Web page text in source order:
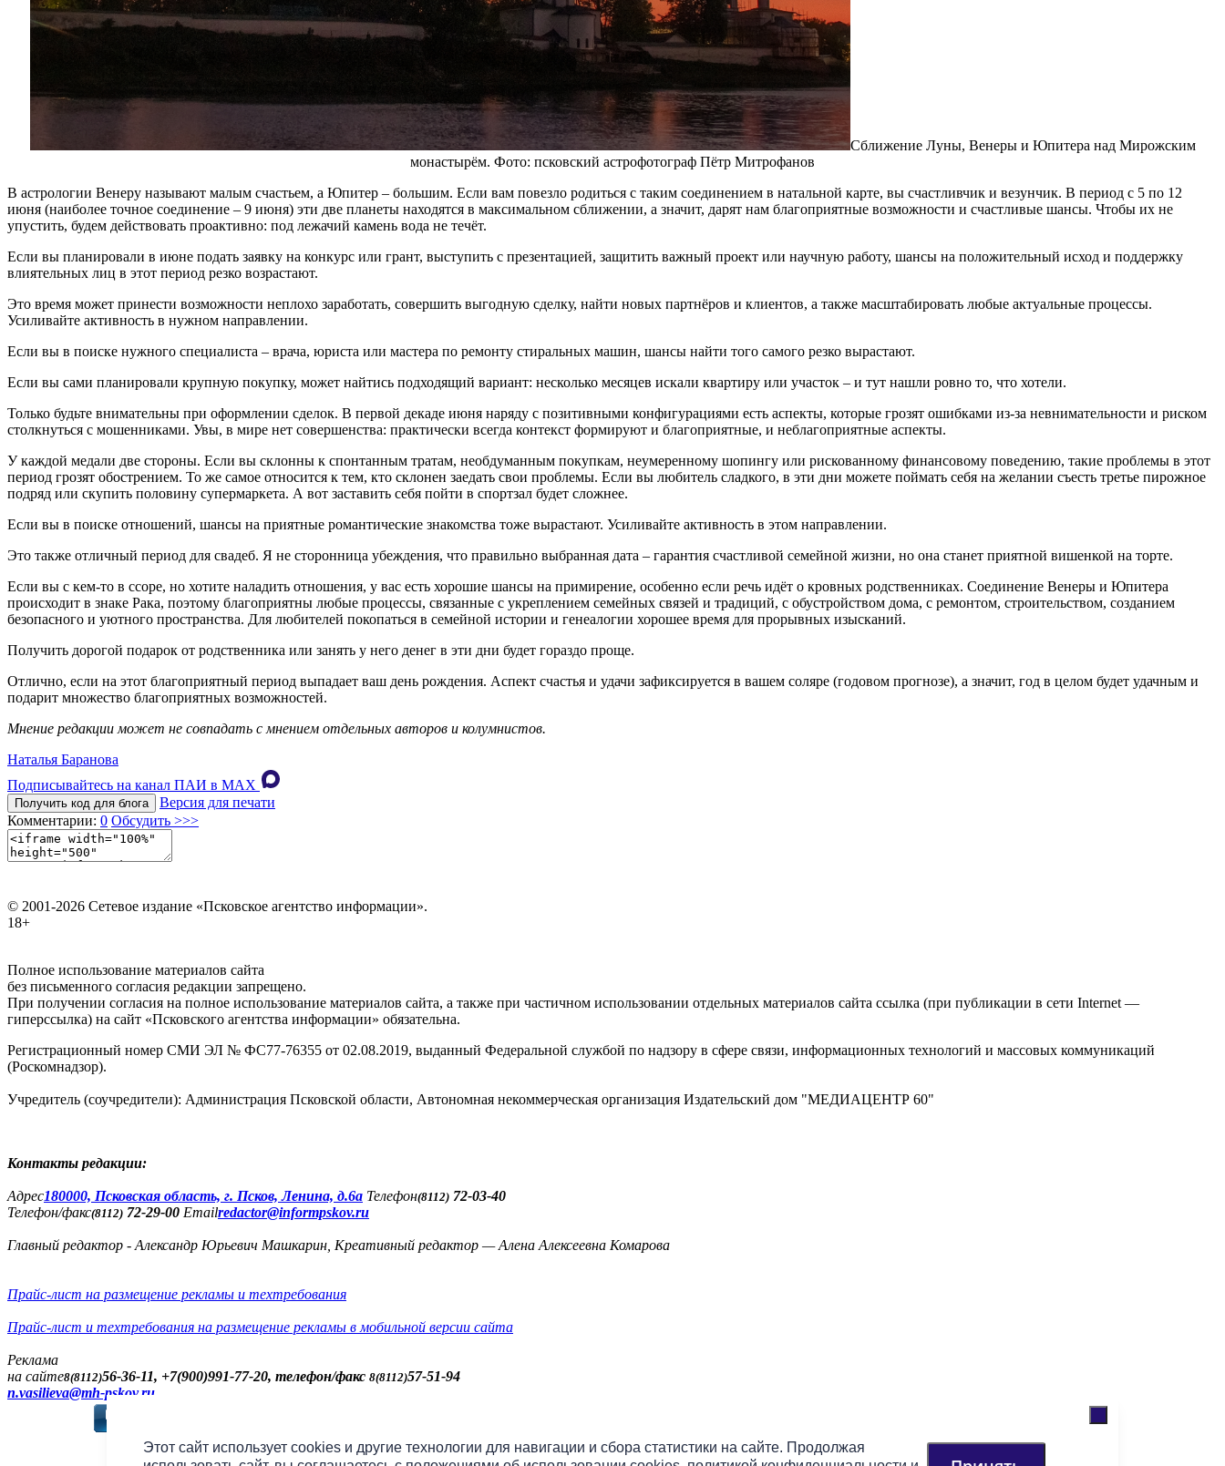
Этот сайт использует cookies и другие технологии для навигации и сбора статистики на сайте. Продолжая
Сближение Луны, Венеры и Юпитера над Мирожским
монастырём. Фото: псковский астрофотограф Пётр Митрофанов
В астрологии Венеру называют малым счастьем, а Юпитер – большим. Если вам повезло родиться с таким соединением в натальной карте, вы счастливчик и везунчик. В период с 5 по 12
июня (наиболее точное соединение – 9 июня) эти две планеты находятся в максимальном сближении, а значит, дарят нам благоприятные возможности и счастливые шансы. Чтобы их не
упустить, будем действовать проактивно: под лежачий камень вода не течёт.
Если вы планировали в июне подать заявку на конкурс или грант, выступить с презентацией, защитить важный проект или научную работу, шансы на положительный исход и поддержку
влиятельных лиц в этот период резко возрастают.
Это время может принести возможности неплохо заработать, совершить выгодную сделку, найти новых партнёров и клиентов, а также масштабировать любые актуальные процессы.
Усиливайте активность в нужном направлении.
Если вы в поиске нужного специалиста – врача, юриста или мастера по ремонту стиральных машин, шансы найти того самого резко вырастают.
Если вы сами планировали крупную покупку, может найтись подходящий вариант: несколько месяцев искали квартиру или участок – и тут нашли ровно то, что хотели.
Только будьте внимательны при оформлении сделок. В первой декаде июня наряду с позитивными конфигурациями есть аспекты, которые грозят ошибками из-за невнимательности и риском
столкнуться с мошенниками. Увы, в мире нет совершенства: практически всегда контекст формируют и благоприятные, и неблагоприятные аспекты.
У каждой медали две стороны. Если вы склонны к спонтанным тратам, необдуманным покупкам, неумеренному шопингу или рискованному финансовому поведению, такие проблемы в этот
период грозят обострением. То же самое относится к тем, кто склонен заедать свои проблемы. Если вы любитель сладкого, в эти дни можете поймать себя на желании съесть третье пирожное
подряд или скупить половину супермаркета. А вот заставить себя пойти в спортзал будет сложнее.
Если вы в поиске отношений, шансы на приятные романтические знакомства тоже вырастают. Усиливайте активность в этом направлении.
Это также отличный период для свадеб. Я не сторонница убеждения, что правильно выбранная дата – гарантия счастливой семейной жизни, но она станет приятной вишенкой на торте.
Если вы с кем-то в ссоре, но хотите наладить отношения, у вас есть хорошие шансы на примирение, особенно если речь идёт о кровных родственниках. Соединение Венеры и Юпитера
происходит в знаке Рака, поэтому благоприятны любые процессы, связанные с укреплением семейных связей и традиций, с обустройством дома, с ремонтом, строительством, созданием
безопасного и уютного пространства. Для любителей покопаться в семейной истории и генеалогии хорошее время для прорывных изысканий.
Получить дорогой подарок от родственника или занять у него денег в эти дни будет гораздо проще.
Отлично, если на этот благоприятный период выпадает ваш день рождения. Аспект счастья и удачи зафиксируется в вашем соляре (годовом прогнозе), а значит, год в целом будет удачным и
подарит множество благоприятных возможностей.
Мнение редакции может не совпадать с мнением отдельных авторов и колумнистов.
Наталья Баранова
Подписывайтесь на канал ПАИ в MAХ
Получить код для блога
Версия для печати
Комментарии: 0 Обсудить >>>
© 2001-2026 Сетевое издание «Псковское агентство информации».
18+
Полное использование материалов сайта
без письменного согласия редакции запрещено.
При получении согласия на полное использование материалов сайта, а также при частичном использовании отдельных материалов сайта ссылка (при публикации в сети Internet —
гиперссылка) на сайт «Псковского агентства информации» обязательна.
Регистрационный номер СМИ ЭЛ № ФС77-76355 от 02.08.2019, выданный Федеральной службой по надзору в сфере связи, информационных технологий и массовых коммуникаций
(Роскомнадзор).
Учредитель (соучредители): Администрация Псковской области, Автономная некоммерческая организация Издательский дом "МЕДИАЦЕНТР 60"
Контакты редакции:
Адреc180000, Псковская область, г. Псков, Ленина, д.6а Телефон(8112) 72-03-40
Телефон/факс(8112) 72-29-00 Emailredactor@informpskov.ru
Главный редактор - Александр Юрьевич Машкарин, Креативный редактор — Алена Алексеевна Комарова
Прайс-лист на размещение рекламы и техтребования
Прайс-лист и техтребования на размещение рекламы в мобильной версии сайта
Реклама
на сайте8(8112)56-36-11, +7(900)991-77-20, телефон/факс 8(8112)57-51-94
n.vasilieva@mh-pskov.ru
Слушать радио «7 небо» онлайн